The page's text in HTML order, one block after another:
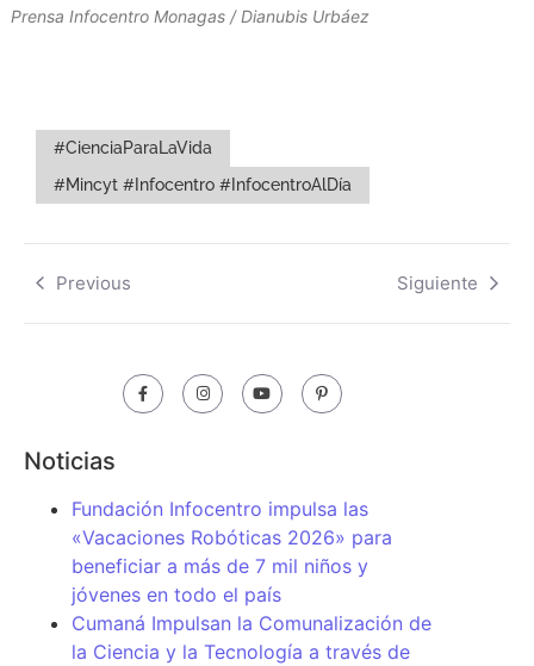
Prensa Infocentro Monagas / Dianubis Urbáez
#CienciaParaLaVida
#Mincyt #Infocentro #InfocentroAlDía
Previous Siguiente
Noticias
Fundación Infocentro impulsa las
«Vacaciones Robóticas 2026» para
beneficiar a más de 7 mil niños y
jóvenes en todo el país
Cumaná Impulsan la Comunalización de
la Ciencia y la Tecnología a través de